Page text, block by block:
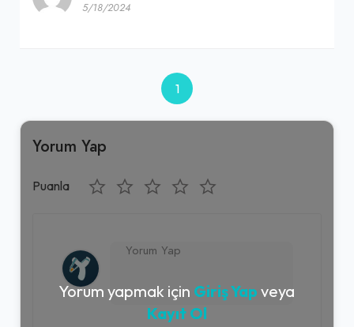
5/18/2024
1
Yorum Yap
Puanla
Yorum yapmak için Giriş Yap veya
Kayıt Ol